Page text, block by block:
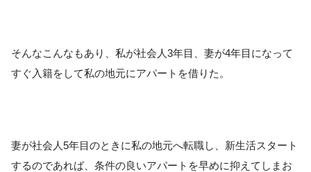
そんなこんなもあり、私が社会人3年目、妻が4年目になって
すぐ入籍をして私の地元にアパートを借りた。
妻が社会人5年目のときに私の地元へ転職し、新生活スタート
するのであれば、条件の良いアパートを早めに抑えてしまお